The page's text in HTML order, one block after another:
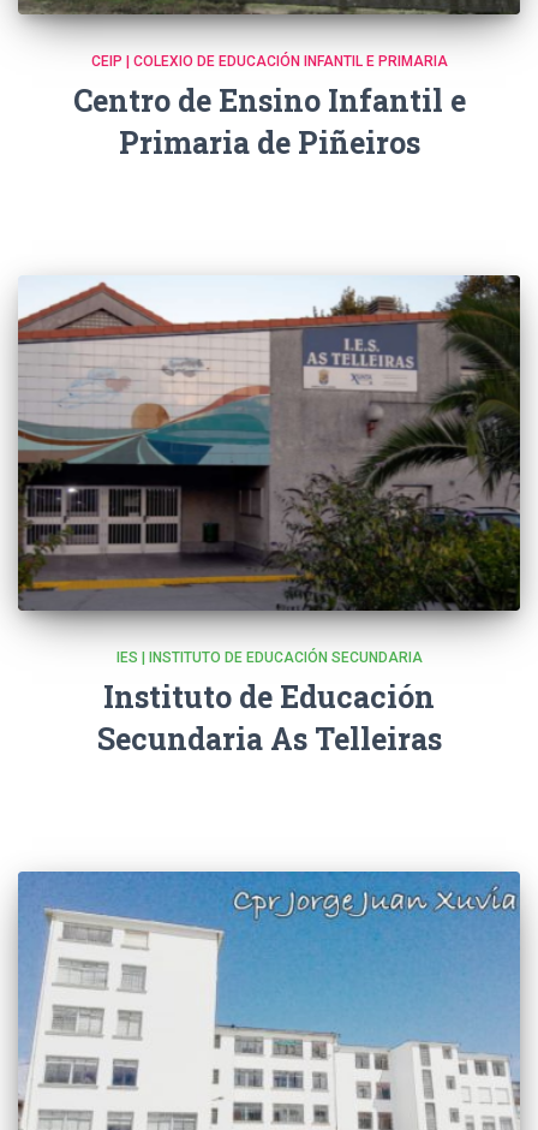
CEIP | COLEXIO DE EDUCACIÓN INFANTIL E PRIMARIA
Centro de Ensino Infantil e
Primaria de Piñeiros
IES | INSTITUTO DE EDUCACIÓN SECUNDARIA
Instituto de Educación
Secundaria As Telleiras